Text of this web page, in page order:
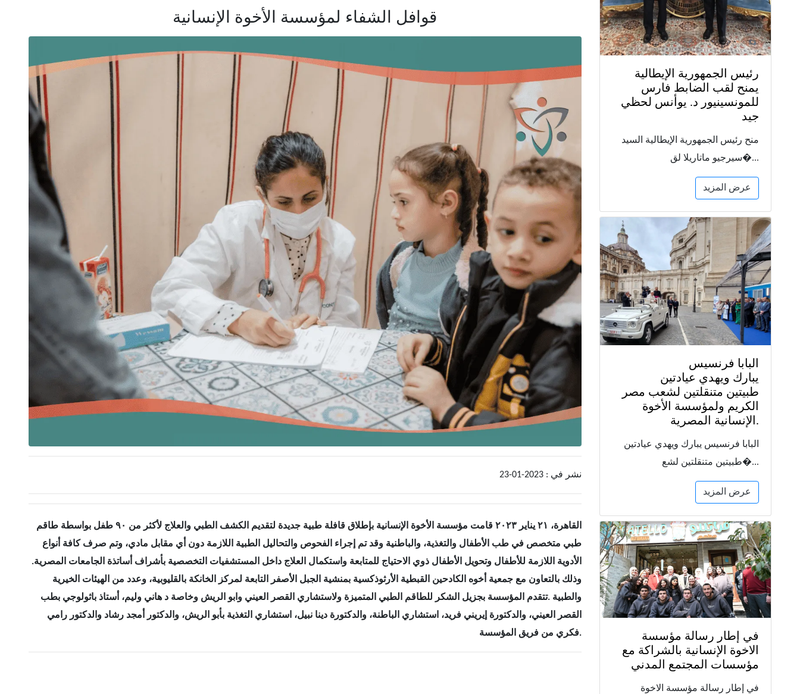
قوافل الشفاء لمؤسسة الأخوة الإنسانية
نشر في : 2023-01-23
القاهرة، ٢١ يناير ٢٠٢٣ قامت مؤسسة الأخوة الإنسانية بإطلاق قافلة طبية جديدة لتقديم الكشف الطبي والعلاج لأكثر من ٩٠ طفل بواسطة طاقم
طبي متخصص في طب الأطفال والتغذية، والباطنية وقد تم إجراء الفحوص والتحاليل الطبية اللازمة دون أي مقابل مادي، وتم صرف كافة أنواع
الأدوية اللازمة للأطفال وتحويل الأطفال ذوي الاحتياج للمتابعة واستكمال العلاج داخل المستشفيات التخصصية بأشراف أساتذة الجامعات المصرية.
وذلك بالتعاون مع جمعية أخوه الكادحين القبطية الأرثوذكسية بمنشية الجبل الأصفر التابعة لمركز الخانكة بالقليوبية، وعدد من الهيئات الخيرية
والطبية .تتقدم المؤسسة بجزيل الشكر للطاقم الطبي المتميزة ولاستشاري القصر العيني وابو الريش وخاصة د هاني وليم، أستاذ باثولوجي بطب
القصر العيني، والدكتورة إيريني فريد، استشاري الباطنة، والدكتورة دينا نبيل، استشاري التغذية بأبو الريش، والدكتور أمجد رشاد والدكتور رامي
فكري من فريق المؤسسة.
رئيس الجمهورية الإيطالية
يمنح لقب الضابط فارس
للمونسينيور د. يوأنس لحظي
جيد
منح رئيس الجمهورية الإيطالية السيد
سيرجيو ماتاريلا لق�...
عرض المزيد
البابا فرنسيس
يبارك ويهدي عيادتين
طبيتين متنقلتين لشعب مصر
الكريم ولمؤسسة الأخوة
الإنسانية المصرية.
البابا فرنسيس يبارك ويهدي عيادتين
طبيتين متنقلتين لشع�...
عرض المزيد
في إطار رسالة مؤسسة
الاخوة الإنسانية بالشراكة مع
مؤسسات المجتمع المدني
في إطار رسالة مؤسسة الاخوة